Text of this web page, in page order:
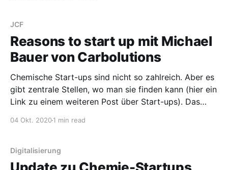
JCF
Reasons to start up mit Michael
Bauer von Carbolutions
Chemische Start-ups sind nicht so zahlreich. Aber es
gibt zentrale Stellen, wo man sie finden kann (hier ein
Link zu einem weiteren Post über Start-ups). Das
Bauer von
04 Okt. 20201 min read
Digitalisierung